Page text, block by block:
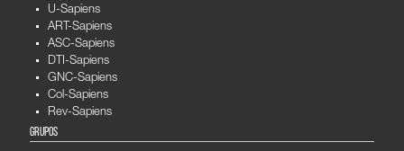
U-Sapiens
ART-Sapiens
ASC-Sapiens
DTI-Sapiens
GNC-Sapiens
Col-Sapiens
Rev-Sapiens
GRUPOS